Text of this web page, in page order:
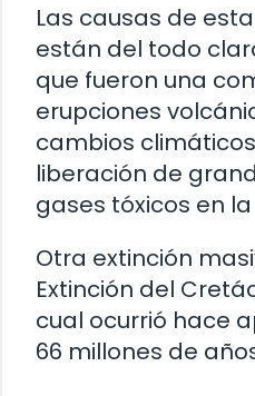
Las causas de
están del todo
que fueron una
erupciones
cambios
liberación de
gases tóxicos en
Otra extinción
Extinción del
cual ocurrió hace
66 millones de